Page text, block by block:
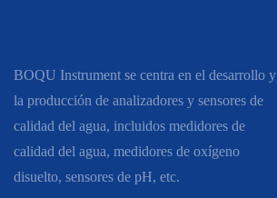
BOQU Instrument se centra en el desarrollo y
la producción de analizadores y sensores de
calidad del agua, incluidos medidores de
calidad del agua, medidores de oxígeno
disuelto, sensores de pH, etc.